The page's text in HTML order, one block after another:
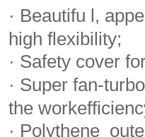
· Beautifu l,
high flexibility;
· Safety cover
· Super fan-
the
· Polythene